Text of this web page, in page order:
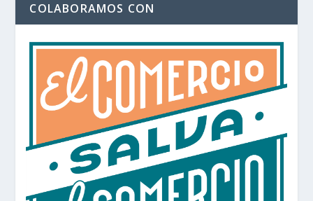
COLABORAMOS CON